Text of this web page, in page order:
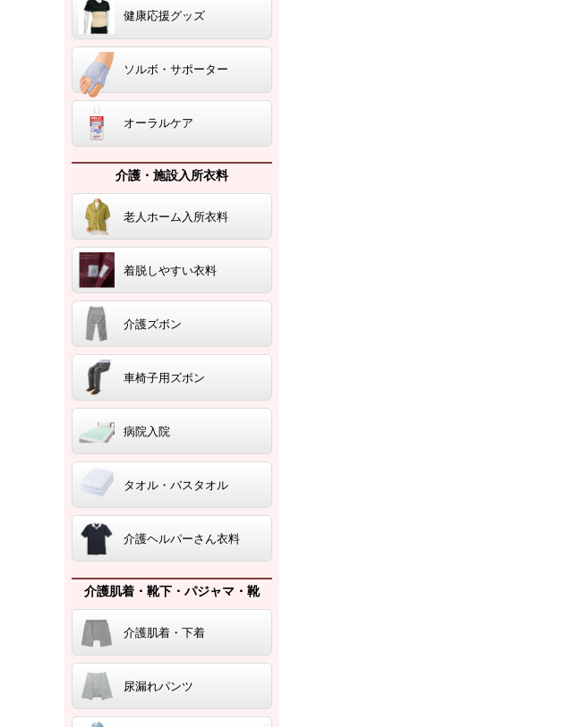
健康応援グッズ
ソルボ・サポーター
オーラルケア
介護・施設入所衣料
老人ホーム入所衣料
着脱しやすい衣料
介護ズボン
車椅子用ズボン
病院入院
タオル・バスタオル
介護ヘルパーさん衣料
介護肌着・靴下・パジャマ・靴
介護肌着・下着
尿漏れパンツ